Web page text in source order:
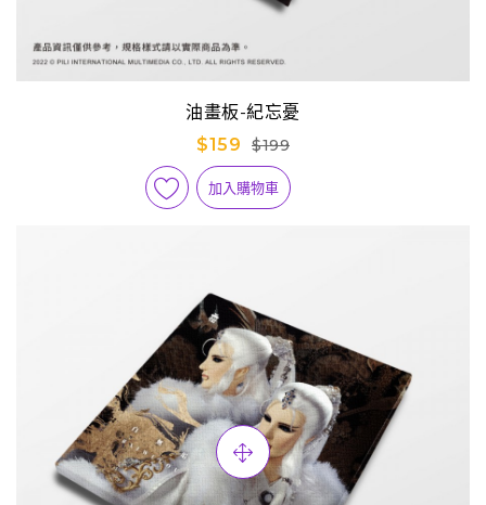
油畫板-紀忘憂
$159
$199
加入購物車